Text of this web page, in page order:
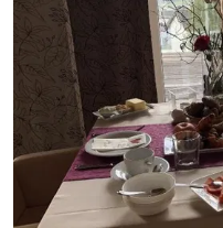
Doppelzimmer Standard
2 Erwachsene